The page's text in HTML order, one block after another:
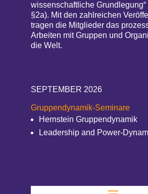
wissenschaftliche Grundlegung“
§2a). Mit den zahlreichen
tragen die Mitglieder das
Arbeiten mit Gruppen und
die Welt.
SEPTEMBER 2026
Gruppendynamik-Seminare
Hernstein Gruppendynamik
Leadership and Power-